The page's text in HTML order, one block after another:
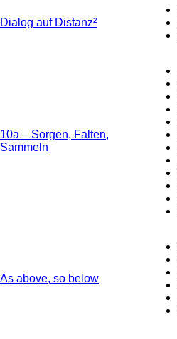
Dialog auf Distanz²
10a – Sorgen, Falten,
Sammeln
As above, so below